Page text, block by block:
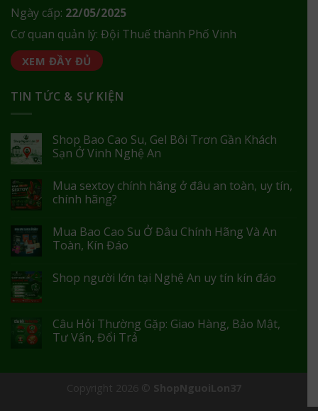
Ngày cấp: 22/05/2025
Cơ quan quản lý: Đội Thuế thành Phố Vinh
XEM ĐẦY ĐỦ
TIN TỨC & SỰ KIỆN
Shop Bao Cao Su, Gel Bôi Trơn Gần Khách
Sạn Ở Vinh Nghệ An
Mua sextoy chính hãng ở đâu an toàn, uy tín,
chính hãng?
Mua Bao Cao Su Ở Đâu Chính Hãng Và An
Toàn, Kín Đáo
Shop người lớn tại Nghệ An uy tín kín đáo
Câu Hỏi Thường Gặp: Giao Hàng, Bảo Mật,
Tư Vấn, Đổi Trả
Copyright 2026 © ShopNguoiLon37